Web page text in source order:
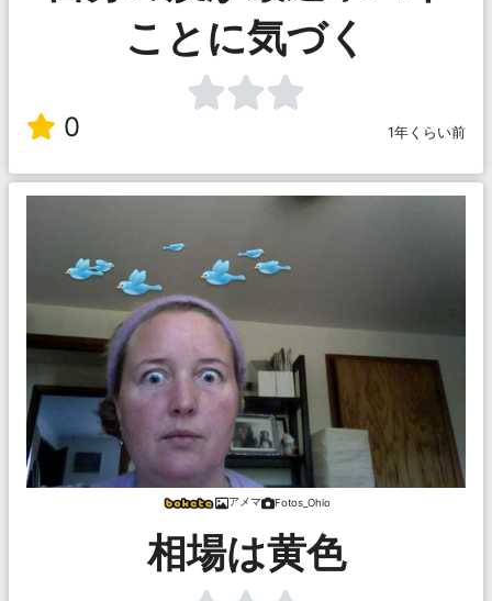
ことに気づく
0 1年くらい前
アメマ Fotos_Ohio
相場は黄色